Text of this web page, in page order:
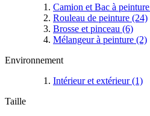
Camion et Bac à peinture
Rouleau de peinture (24)
Brosse et pinceau (6)
Mélangeur à peinture (2)
Environnement
Intérieur et extérieur(1)
Taille